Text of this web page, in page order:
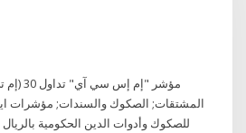
للصكوك وأدوات الدين الحكومية